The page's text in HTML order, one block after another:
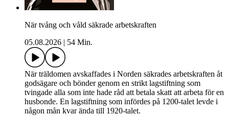
När tvång och våld säkrade arbetskraften
05.08.2026
54 Min.
När träldomen avskaffades i Norden säkrades arbetskraften åt
godsägare och bönder genom en strikt lagstiftning som
tvingade alla som inte hade råd att betala skatt att arbeta för en
husbonde. En lagstiftning som infördes på 1200-talet levde i
någon mån kvar ända till 1920-talet.